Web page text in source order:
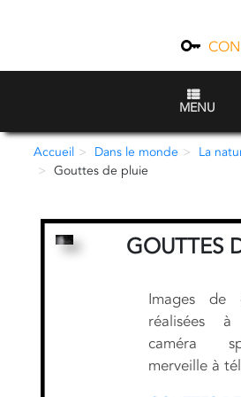
MENU
Accueil Dans le monde
La
Gouttes de pluie
GOUTTES
Images de
réalisées
caméra
merveille à